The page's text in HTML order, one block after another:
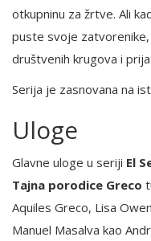
otkupninu za žrtve. Ali
puste svoje
društvenih krugova i
Serija je zasnovana na
Uloge
Glavne uloge u seriji El
Tajna porodice Greco
Aquiles Greco, Lisa
Manuel Masalva kao